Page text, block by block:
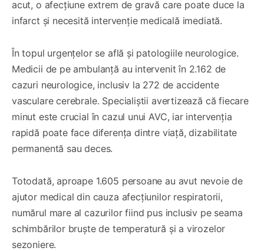
acut, o afecțiune extrem de gravă care poate duce la
infarct și necesită intervenție medicală imediată.
În topul urgențelor se află și patologiile neurologice.
Medicii de pe ambulanță au intervenit în 2.162 de
cazuri neurologice, inclusiv la 272 de accidente
vasculare cerebrale. Specialiștii avertizează că fiecare
minut este crucial în cazul unui AVC, iar intervenția
rapidă poate face diferența dintre viață, dizabilitate
permanentă sau deces.
Totodată, aproape 1.605 persoane au avut nevoie de
ajutor medical din cauza afecțiunilor respiratorii,
numărul mare al cazurilor fiind pus inclusiv pe seama
schimbărilor bruște de temperatură și a virozelor
sezoniere.